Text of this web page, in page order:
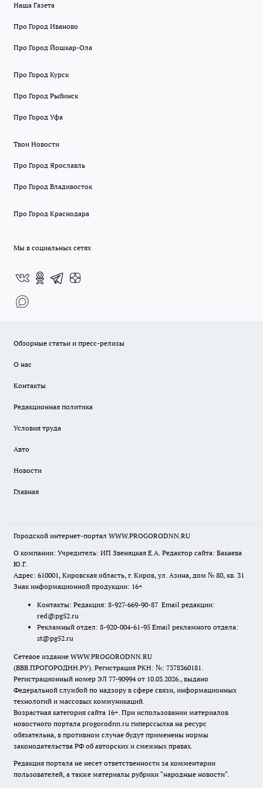
Наша Газета
Про Город Иваново
Про Город Йошкар-Ола
Про Город Курск
Про Город Рыбинск
Про Город Уфа
Твои Новости
Про Город Ярославль
Про Город Владивосток
Про Город Краснодара
Мы в социальных сетях
Обзорные статьи и пресс-релизы
О нас
Контакты
Редакционная политика
Условия труда
Авто
Новости
Главная
Городской интернет-портал WWW.PROGORODNN.RU
О компании: Учредитель: ИП Звеняцкая Е.А. Редактор сайта: Бакаева
Ю.Г.
Адрес: 610001, Кировская область, г. Киров, ул. Азина, дом № 80, кв. 31
Знак информационной продукции: 16+
Контакты: Редакция: 8-927-669-90-87 Email редакции:
red@pg52.ru
Рекламный отдел: 8-920-004-61-95 Email рекламного отдела:
st@pg52.ru
Сетевое издание WWW.PROGORODNN.RU
(ВВВ.ПРОГОРОДНН.РУ). Регистрация РКН: №: 7378360181.
Регистрационный номер ЭЛ 77-90994 от 10.03.2026., выдано
Федеральной службой по надзору в сфере связи, информационных
технологий и массовых коммуникаций.
Возрастная категория сайта 16+. При использовании материалов
новостного портала progorodnn.ru гиперссылка на ресурс
обязательна, в противном случае будут применены нормы
законодательства РФ об авторских и смежных правах.
Редакция портала не несет ответственности за комментарии
пользователей, а также материалы рубрики "народные новости".